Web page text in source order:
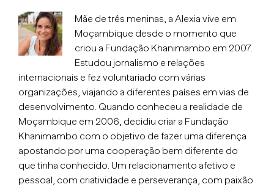
Mãe de três meninas, a Alexia vive em
Moçambique desde o momento que
criou a Fundação Khanimambo em 2007.
Estudou jornalismo e relações
internacionais e fez voluntariado com várias
organizações, viajando a diferentes países em vias de
desenvolvimento. Quando conheceu a realidade de
Moçambique em 2006, decidiu criar a Fundação
Khanimambo com o objetivo de fazer uma diferença
apostando por uma cooperação bem diferente do
que tinha conhecido. Um relacionamento afetivo e
pessoal, com criatividade e perseverança, com paixão